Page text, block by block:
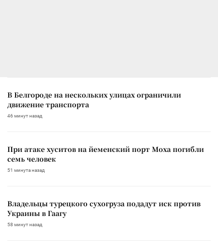
В Белгороде на нескольких улицах ограничили
движение транспорта
46 минут назад
При атаке хуситов на йеменский порт Моха погибли
семь человек
51 минута назад
Владельцы турецкого сухогруза подадут иск против
Украины в Гаагу
58 минут назад